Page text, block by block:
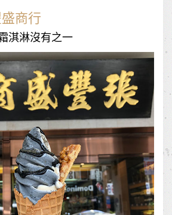
商行
淇淋沒有之一